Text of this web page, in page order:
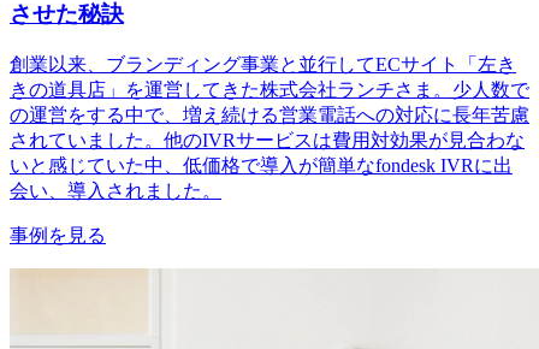
させた秘訣
創業以来、ブランディング事業と並行してECサイト「左き
きの道具店」を運営してきた株式会社ランチさま。少人数で
の運営をする中で、増え続ける営業電話への対応に長年苦慮
されていました。他のIVRサービスは費用対効果が見合わな
いと感じていた中、低価格で導入が簡単なfondesk IVRに出
会い、導入されました。
事例を見る